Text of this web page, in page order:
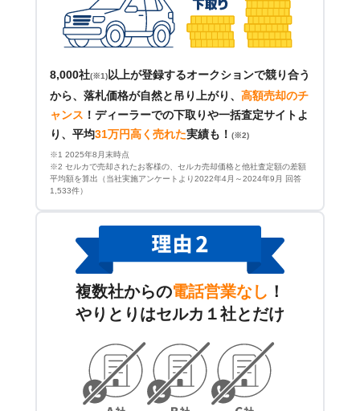
8,000社(※1) 以上が登録するオークションで競り合う
から、落札価格が自然と吊り上がり、 高額売却のチ
ャンス ！ ディーラーでの下取りや一括査定サイトよ
り、平均31万円高く売れた実績も！ (※2)
※1 2025年8月末時点
※2 セルカで売却されたお客様の、セルカ売却価格と他社査定額の差額
平均額を算出（当社実施アンケートより2022年4月～2024年9月 回答
1,533件）
複数社からの電話営業なし ！
やりとりはセルカ１社とだけ